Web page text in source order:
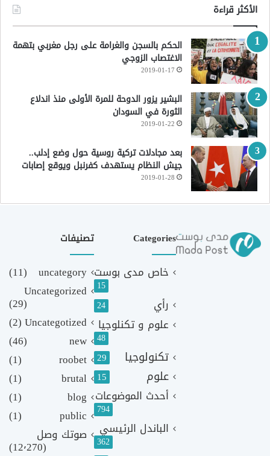
الأكثر قراءة
الحكم بالسجن والغرامة على رجل مغربي بتهمة
الاغتصاب الزوجي
2019-01-17
البشير يزور الدوحة للمرة الأولى منذ اندلاع
الثورة في السودان
2019-01-22
بعد مجادلات تركية روسية حول وضع إدلب..
جيش النظام يستهدف كفرنبل ويوقع إصابات
2019-01-28
Categories
خاص مدى بوست
15
رأي 24
علوم و تكنلوجيا
48
تكنولوجيا 29
علوم 15
أحدث الموضوعات
794
الباندل الرئيسي
362
تصنيفات
uncategory
(11)
Uncategorized
(29)
Uncategotized
(2)
new
(46)
roobet
(1)
brutal
(1)
blog
(1)
public
(1)
صوتك وصل
(12٬270)